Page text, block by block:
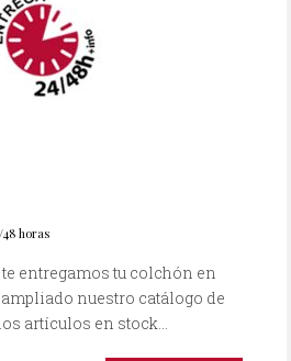
horas
entregamos tu colchón en
nuestro catálogo de
artículos en stock...